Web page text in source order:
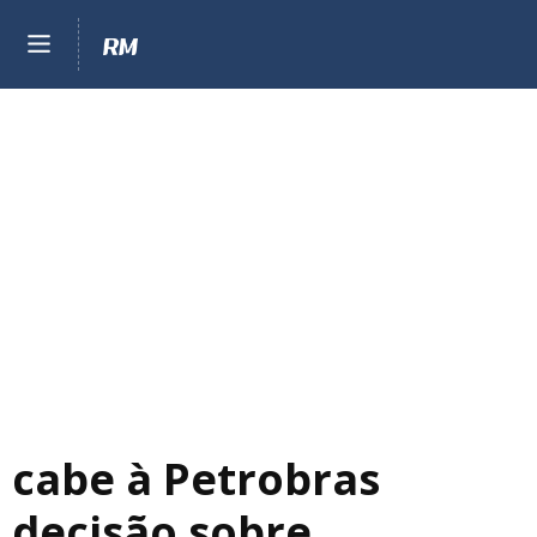
cabe à Petrobras